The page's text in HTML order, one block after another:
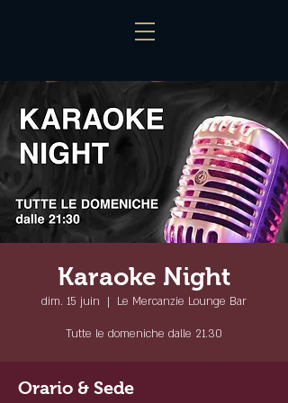
Karaoke Night
dim. 15 juin
  |
Le Mercanzie Lounge Bar
Tutte le domeniche dalle 21.30
Orario & Sede